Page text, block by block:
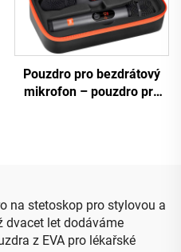
Pouzdro pro bezdrátový
mikrofon – pouzdro pro
na stetoskop pro stylovou a
dvacet let dodáváme
z EVA pro lékařské